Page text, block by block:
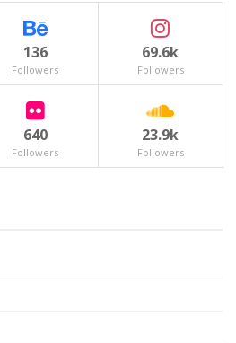
136
Followers
69.6k
Followers
640
Followers
23.9k
Followers